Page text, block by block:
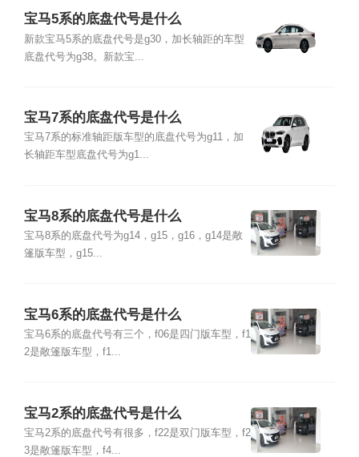
宝马5系的底盘代号是什么
新款宝马5系的底盘代号是g30，加长轴距的车型
底盘代号为g38。新款宝...
宝马7系的底盘代号是什么
宝马7系的标准轴距版车型的底盘代号为g11，加
长轴距车型底盘代号为g1...
宝马8系的底盘代号是什么
宝马8系的底盘代号为g14，g15，g16，g14是敞
篷版车型，g15...
宝马6系的底盘代号是什么
宝马6系的底盘代号有三个，f06是四门版车型，f1
2是敞篷版车型，f1...
宝马2系的底盘代号是什么
宝马2系的底盘代号有很多，f22是双门版车型，f2
3是敞篷版车型，f4...